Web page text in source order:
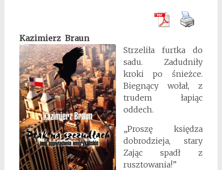
Kazimierz Braun
Strzeliła furtka do
sadu. Zadudniły
kroki po śnieżce.
Biegnący wołał, z
trudem łapiąc
oddech.
„Proszę księdza
dobrodzieja, stary
Zając spadł z
rusztowania!”